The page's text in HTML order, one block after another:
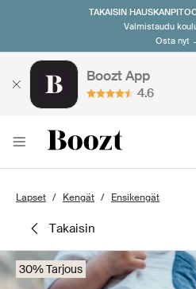
TAKAISIN
Valmistaudu
Osta nyt
Boozt App
4.6
Lapset Kengät Ensikengät
takaisin
30% Tarjous